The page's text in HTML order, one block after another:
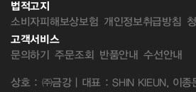
법적고지
소비자피해보상보험 개인정보취급방침
고객서비스
문의하기 주문조회 반품안내 수선안내
상호 : ㈜금강 | 대표 : SHIN KIEUN, 이